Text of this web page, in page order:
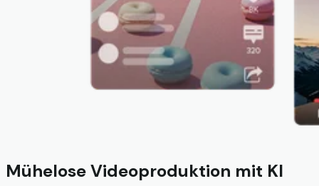
Mühelose Videoproduktion mit KI